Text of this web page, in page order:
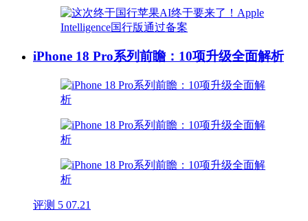
iPhone 18 Pro系列前瞻：10项升级全面解析
评测 5 07.21